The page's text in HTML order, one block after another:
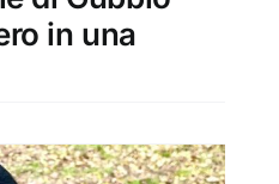
in una